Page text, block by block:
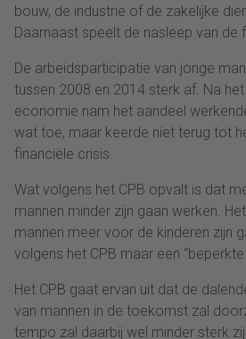
bouw, de industrie of de zakelijke
Daarnaast speelt de nasleep van de
De arbeidsparticipatie van jonge
tussen 2008 en 2014 sterk af. Na
economie nam het aandeel
wat toe, maar keerde niet terug tot
financiële crisis.
Wat volgens het CPB opvalt is dat
mannen minder zijn gaan werken.
mannen meer voor de kinderen zijn
volgens het CPB maar een
Het CPB gaat ervan uit dat de
van mannen in de toekomst zal
tempo zal daarbij wel minder sterk